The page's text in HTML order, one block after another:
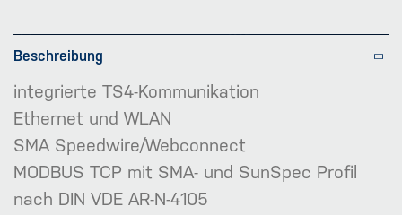
Beschreibung
integrierte TS4-Kommunikation
Ethernet und WLAN
SMA Speedwire/Webconnect
MODBUS TCP mit SMA- und SunSpec Profil
nach DIN VDE AR-N-4105